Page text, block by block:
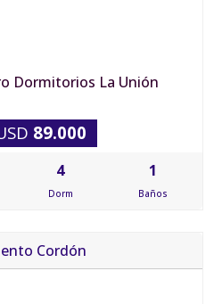
Dormitorios La Unión
89.000
4
Dorm
1
Baños
Cordón